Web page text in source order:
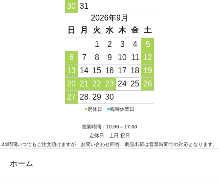
30 31
2026年9月
日
月 火 水 木 金
土
1
2 3 4
5
6
7 8 9 10 11 12
13 14 15 16 17 18 19
20 21 22 23 24 25 26
27 28 29 30
■定休日 ■臨時休業日
営業時間：10:00～17:00
定休日：土日 祝日
24時間いつでもご注文頂けますが、お問い合わせ回答、商品出荷は営業時間での対応となります。
ホーム